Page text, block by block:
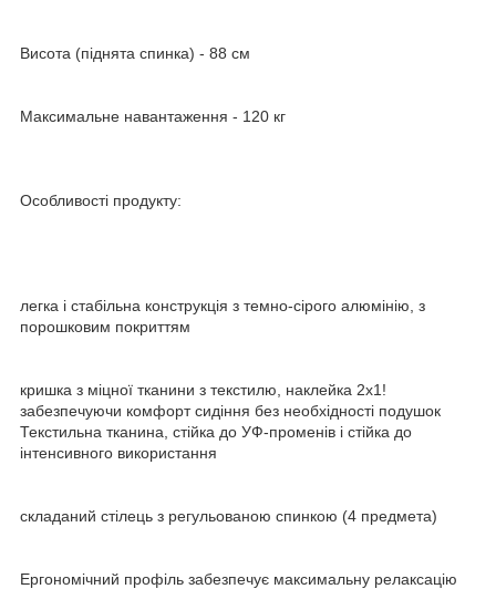
Висота (піднята спинка) - 88 см
Максимальне навантаження - 120 кг
Особливості продукту:
легка і стабільна конструкція з темно-сірого алюмінію, з
порошковим покриттям
кришка з міцної тканини з текстилю, наклейка 2x1!
забезпечуючи комфорт сидіння без необхідності подушок
Текстильна тканина, стійка до УФ-променів і стійка до
інтенсивного використання
складаний стілець з регульованою спинкою (4 предмета)
Ергономічний профіль забезпечує максимальну релаксацію